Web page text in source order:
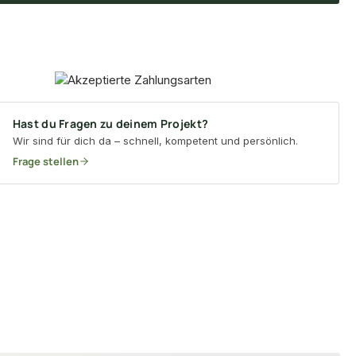
Hast du Fragen zu deinem Projekt?
Wir sind für dich da – schnell, kompetent und persönlich.
Frage stellen